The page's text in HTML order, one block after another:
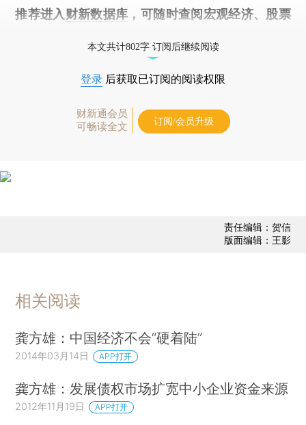
推荐进入 财新数据库 ，可随时查阅宏观经济、股票
本文共计802字 订阅后继续阅读
登录 后获取已订阅的阅读权限
财新通会员
可畅读全文
订阅/会员升级
责任编辑：贺信
版面编辑：王影
相关阅读
龚方雄：中国经济不会“硬着陆”
2014年03月14日 APP打开
龚方雄：发展债权市场扩宽中小企业资金来源
2012年11月19日 APP打开